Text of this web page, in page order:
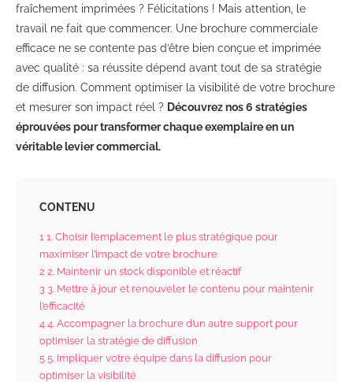
fraîchement imprimées ? Félicitations ! Mais attention, le
travail ne fait que commencer. Une brochure commerciale
efficace ne se contente pas d’être bien conçue et imprimée
avec qualité : sa réussite dépend avant tout de sa stratégie
de diffusion. Comment optimiser la visibilité de votre brochure
et mesurer son impact réel ? Découvrez nos 6 stratégies
éprouvées pour transformer chaque exemplaire en un
véritable levier commercial.
CONTENU
1 1. Choisir l’emplacement le plus stratégique pour
maximiser l’impact de votre brochure
2 2. Maintenir un stock disponible et réactif
3 3. Mettre à jour et renouveler le contenu pour maintenir
l’efficacité
4 4. Accompagner la brochure d’un autre support pour
optimiser la stratégie de diffusion
55. Impliquer votre équipe dans la diffusion pour
optimiser la visibilité